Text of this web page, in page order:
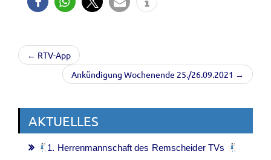
← RTV-App
Ankündigung Wochenende 25./26.09.2021 →
AKTUELLES
1. Herrenmannschaft des Remscheider TVs